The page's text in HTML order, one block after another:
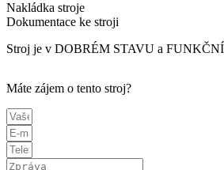
Nakládka stroje
Dokumentace ke stroji
Stroj je v DOBRÉM STAVU a FUNKČNÍ
Máte zájem o tento stroj?